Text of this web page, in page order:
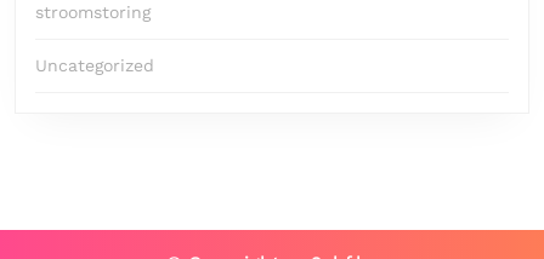
stroomstoring
Uncategorized